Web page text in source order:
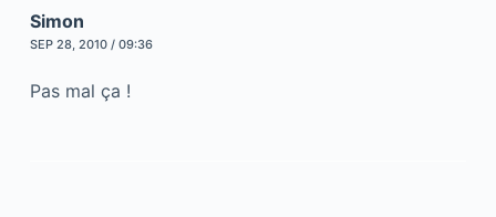
Simon
SEP 28, 2010 / 09:36
Pas mal ça !